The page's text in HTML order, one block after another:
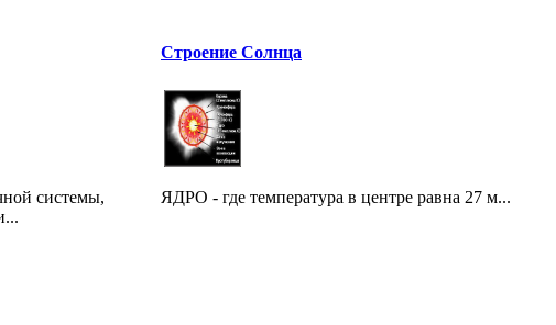
системы,
Строение Солнца
ЯДРО - где температура в центре равна 27 м...